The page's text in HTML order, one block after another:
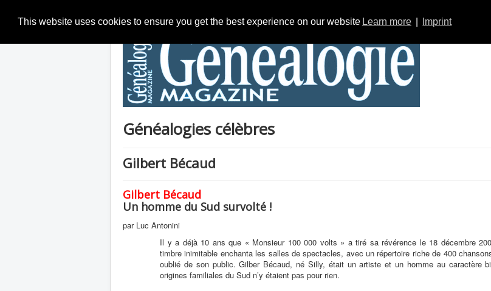
This website uses cookies to ensure you get the best experience on our website Learn more Imprint
Généalogies célèbres
Gilbert Bécaud
Gilbert Bécaud
Un homme du Sud survolté !
par Luc Antonini
Il y a déjà 10 ans que « Monsieur 100 000 volts » a tiré sa révérence le 18 décembre
timbre inimitable enchanta les salles de spectacles, avec un répertoire riche de 400
oublié de son public. Gilber Bécaud, né Silly, était un artiste et un homme au caractère
origines familiales du Sud n’y étaient pas pour rien.